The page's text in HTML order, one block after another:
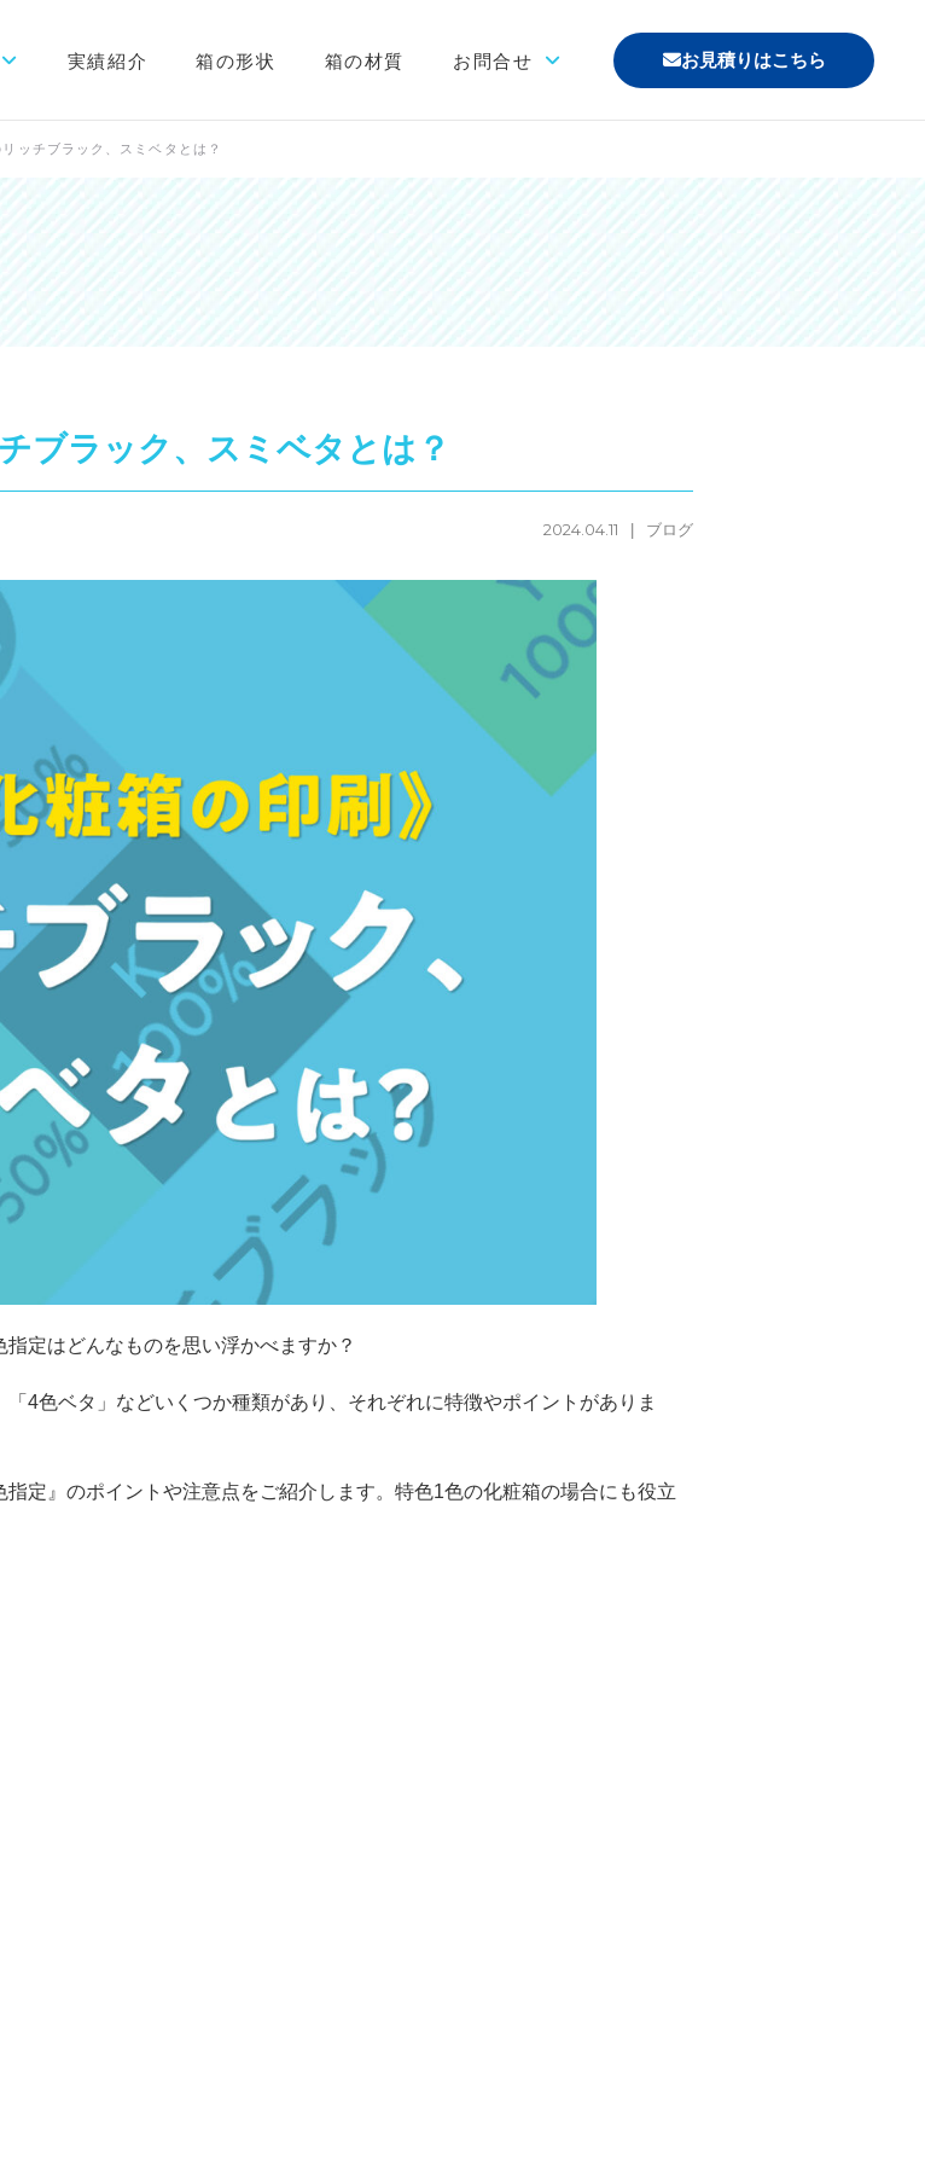
方へ
ばれる理由
実績紹介 箱の形状 箱の材質 お問合せ
「印刷なし」お見積り
サンプル請求
その他のお問合せ
お見積りはこちら
ッチブラック、スミベタとは？
ブラック、スミベタとは？
2024.04.11 ブログ
定はどんなものを思い浮かべますか？
4色ベタ」などいくつか種類があり、それぞれに特徴やポイントがありま
定』のポイントや注意点をご紹介します。特色1色の化粧箱の場合にも役立